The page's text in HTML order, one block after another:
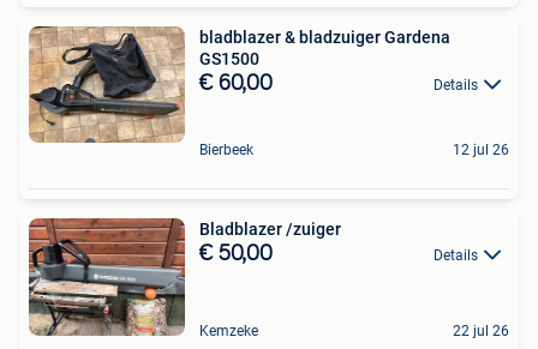
bladblazer & bladzuiger Gardena
GS1500
€ 60,00 Details
Bierbeek 12 jul 26
Bladblazer /zuiger
€ 50,00 Details
Kemzeke 22 jul 26